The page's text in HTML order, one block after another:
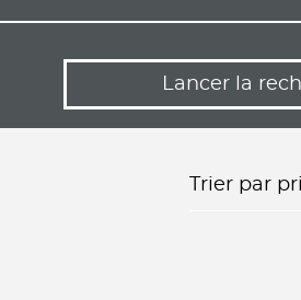
Lancer la
Trier par